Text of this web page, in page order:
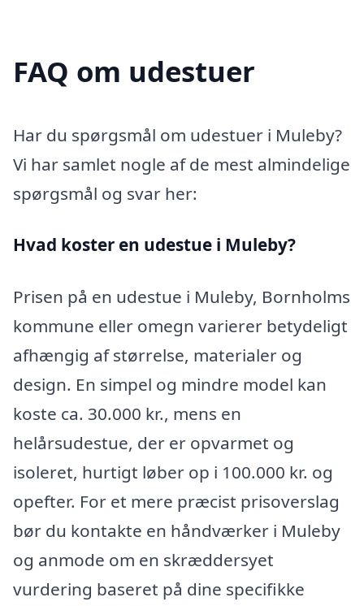
FAQ om udestuer
Har du spørgsmål om udestuer i Muleby?
Vi har samlet nogle af de mest almindelige
spørgsmål og svar her:
Hvad koster en udestue i Muleby?
Prisen på en udestue i Muleby, Bornholms
kommune eller omegn varierer betydeligt
afhængig af størrelse, materialer og
design. En simpel og mindre model kan
koste ca. 30.000 kr., mens en
helårsudestue, der er opvarmet og
isoleret, hurtigt løber op i 100.000 kr. og
opefter. For et mere præcist prisoverslag
bør du kontakte en håndværker i Muleby
og anmode om en skræddersyet
vurdering baseret på dine specifikke